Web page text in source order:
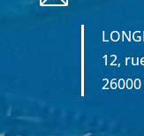
12,
26000